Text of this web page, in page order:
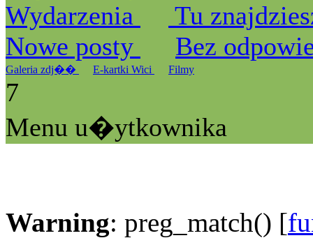
Wydarzenia
Tu
Nowe posty
Bez
Galeria zdj�� E-kartki Wici Filmy
7
Menu u�ytkownika
Warning: preg_match() [